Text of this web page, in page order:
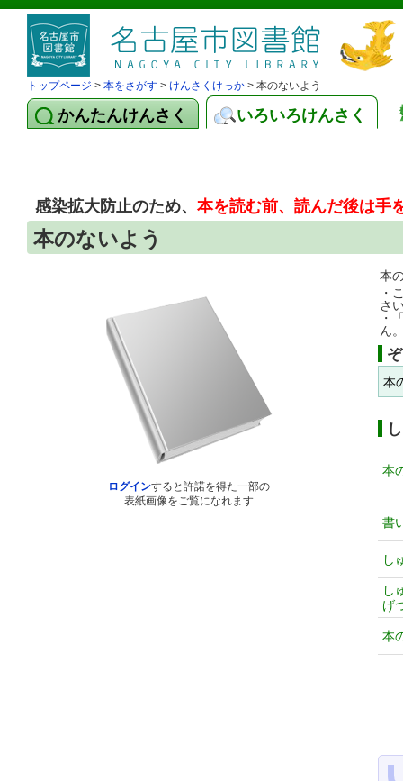
トップページ > 本をさがす > けんさくけっか > 本のないよう
かんたんけんさく いろいろけんさく
感染拡大防止のため、本を読む前、読んだ後は手
本のないよう
ログインすると許諾を得た一部の
表紙画像をご覧になれます
本
・
さ
・
ん
本
本
書
し
し
げ
本